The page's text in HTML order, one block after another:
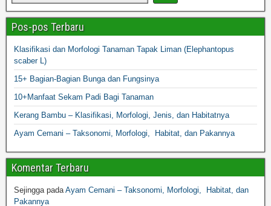
Pos-pos Terbaru
Klasifikasi dan Morfologi Tanaman Tapak Liman (Elephantopus
scaber L)
15+ Bagian-Bagian Bunga dan Fungsinya
10+Manfaat Sekam Padi Bagi Tanaman
Kerang Bambu – Klasifikasi, Morfologi, Jenis, dan Habitatnya
Ayam Cemani – Taksonomi, Morfologi, Habitat, dan Pakannya
Komentar Terbaru
Sejingga pada Ayam Cemani – Taksonomi, Morfologi, Habitat, dan
Pakannya